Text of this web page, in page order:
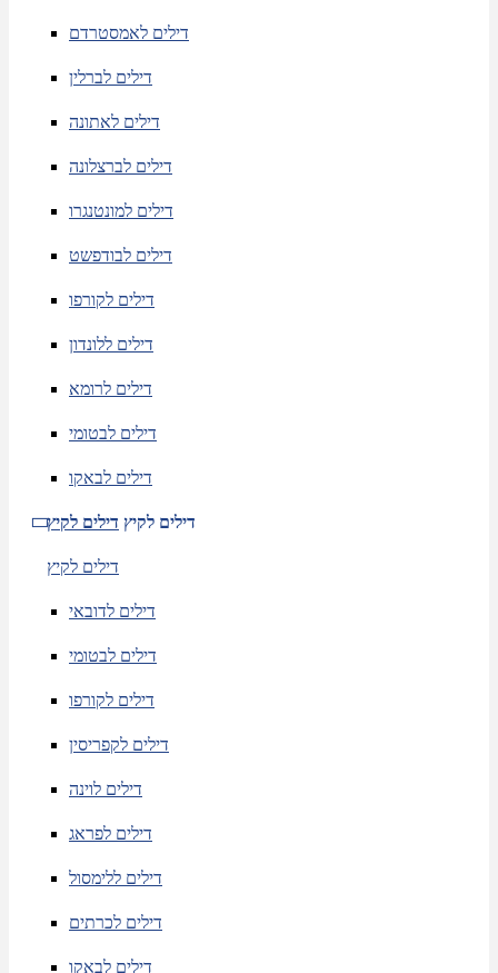
דילים לאמסטרדם
דילים לברלין
דילים לאתונה
דילים לברצלונה
דילים למונטנגרו
דילים לבודפשט
דילים לקורפו
דילים ללונדון
דילים לרומא
דילים לבטומי
דילים לבאקו
דילים לקיץ דילים לקיץ
דילים לקיץ
דילים לדובאי
דילים לבטומי
דילים לקורפו
דילים לקפריסין
דילים לוינה
דילים לפראג
דילים ללימסול
דילים לכרתים
דילים לבאקו